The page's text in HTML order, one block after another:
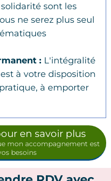
sont les
ne serez plus seul
: L'intégralité
à votre disposition
à emporter
en savoir plus
mon accompagnement est
besoins